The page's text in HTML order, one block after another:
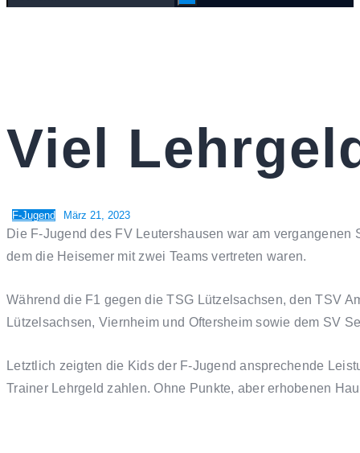
Viel
F-Jugend März 21, 2023
Die F-Jugend des FV Leutershausen war am
dem die Heisemer mit zwei Teams vertreten waren.
Während die F1 gegen die TSG Lützelsachsen, den TSV
Lützelsachsen, Viernheim und Oftersheim sowie dem SV
Letztlich zeigten die Kids der F-Jugend ansprechende
Trainer Lehrgeld zahlen. Ohne Punkte, aber erhobenen